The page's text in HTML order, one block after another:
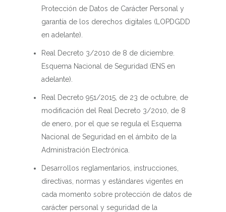
Protección de Datos de Carácter Personal y
garantía de los derechos digitales (LOPDGDD
en adelante).
Real Decreto 3/2010 de 8 de diciembre.
Esquema Nacional de Seguridad (ENS en
adelante).
Real Decreto 951/2015, de 23 de octubre, de
modificación del Real Decreto 3/2010, de 8
de enero, por el que se regula el Esquema
Nacional de Seguridad en el ámbito de la
Administración Electrónica.
Desarrollos reglamentarios, instrucciones,
directivas, normas y estándares vigentes en
cada momento sobre protección de datos de
carácter personal y seguridad de la